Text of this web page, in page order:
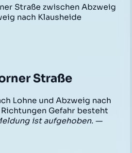
Straße zwischen Abzweig
nach Klausheide
Straße
Lohne und Abzweig nach
Gefahr besteht
ist aufgehoben. —